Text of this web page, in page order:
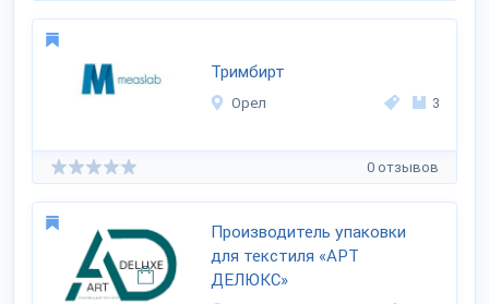
Тримбирт
Орел 3
0 отзывов
Производитель упаковки
для текстиля «АРТ
ДЕЛЮКС»